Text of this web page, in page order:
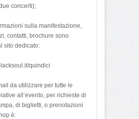
concerti);
sulla manifestazione,
contatti, brochure sono
sito dedicato:
quindici
da utilizzare per tutte le
all’evento, per richieste di
di biglietti, o prenotazioni
è: